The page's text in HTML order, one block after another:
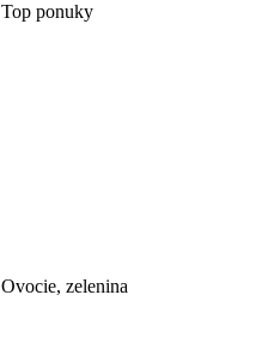
Top ponuky
Ovocie, zelenina